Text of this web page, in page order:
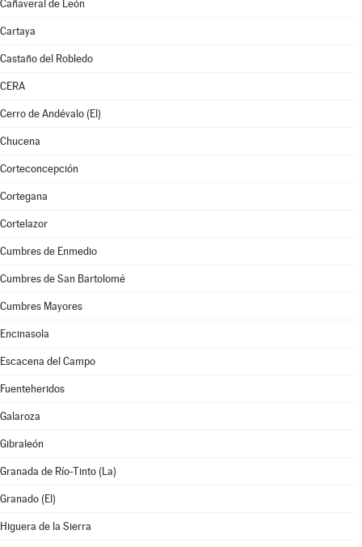
Cañaveral de León
Cartaya
Castaño del Robledo
CERA
Cerro de Andévalo (El)
Chucena
Corteconcepción
Cortegana
Cortelazor
Cumbres de Enmedio
Cumbres de San Bartolomé
Cumbres Mayores
Encinasola
Escacena del Campo
Fuenteheridos
Galaroza
Gibraleón
Granada de Río-Tinto (La)
Granado (El)
Higuera de la Sierra